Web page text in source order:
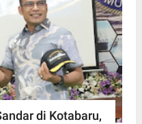
di Kotabaru,